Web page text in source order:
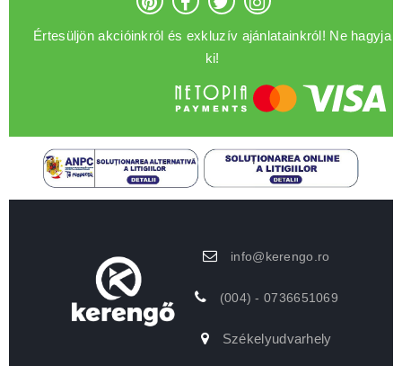
Értesüljön akcióinkról és exkluzív ajánlatainkról! Ne hagyja
ki!
info@kerengo.ro
(004) - 0736651069
Székelyudvarhely